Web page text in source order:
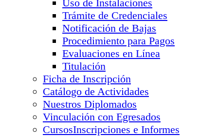
Uso de Instalaciones
Trámite de Credenciales
Notificación de Bajas
Procedimiento para Pagos
Evaluaciones en Línea
Titulación
Ficha de Inscripción
Catálogo de Actividades
Nuestros Diplomados
Vinculación con Egresados
CursosInscripciones e Informes